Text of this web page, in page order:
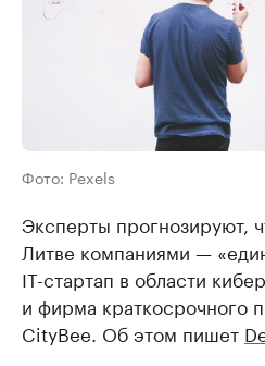
Фото: Pexels
Эксперты прогнозируют,
Литве компаниями —
IT-стартап в области
и фирма краткосрочного
CityBee. Об этом пишет